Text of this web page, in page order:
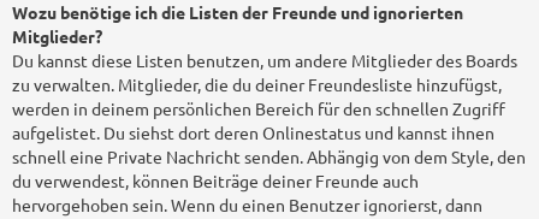
Wozu benötige ich die Listen der Freunde und ignorierten
Mitglieder?
Du kannst diese Listen benutzen, um andere Mitglieder des Boards
zu verwalten. Mitglieder, die du deiner Freundesliste hinzufügst,
werden in deinem persönlichen Bereich für den schnellen Zugriff
aufgelistet. Du siehst dort deren Onlinestatus und kannst ihnen
schnell eine Private Nachricht senden. Abhängig von dem Style, den
du verwendest, können Beiträge deiner Freunde auch
hervorgehoben sein. Wenn du einen Benutzer ignorierst, dann